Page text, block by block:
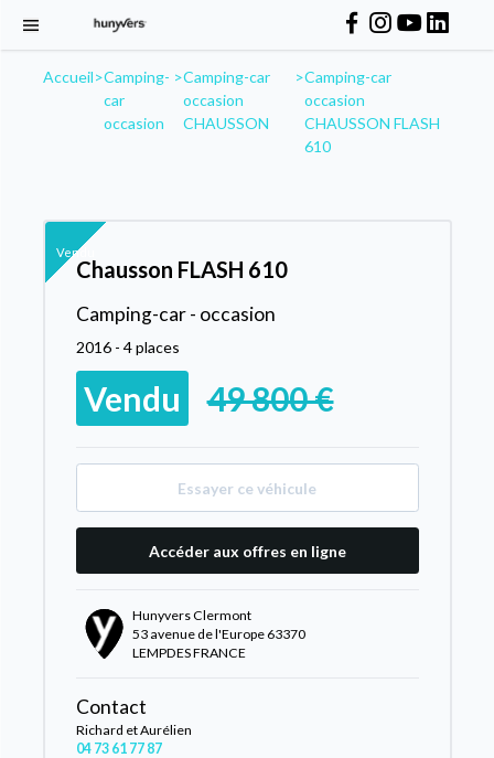
Accueil>Camping-
car
occasion
>Camping-car
occasion
CHAUSSON
>Camping-car
occasion
CHAUSSON FLASH
610
Vendu
Chausson FLASH 610
Camping-car - occasion
2016 - 4 places
Vendu 49 800 €
Essayer ce véhicule
Accéder aux offres en ligne
Hunyvers Clermont
53 avenue de l'Europe 63370
LEMPDES FRANCE
Contact
Richard et Aurélien
04 73 61 77 87